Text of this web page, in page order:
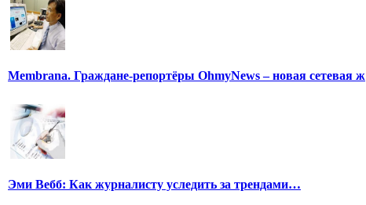
Membrana. Граждане-репортёры OhmyNews – новая сетевая ж
Эми Вебб: Как журналисту уследить за трендами…